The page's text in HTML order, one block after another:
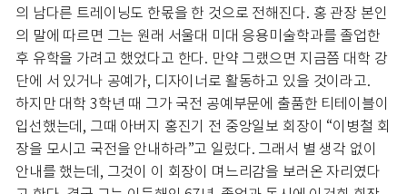
의 남다른 트레이닝도 한몫을 한 것으로 전해진다. 홍 관장 본인
의 말에 따르면 그는 원래 서울대 미대 응용미술학과를 졸업한
후 유학을 가려고 했었다고 한다. 만약 그랬으면 지금쯤 대학 강
단에 서 있거나 공예가, 디자이너로 활동하고 있을 것이라고.
하지만 대학 3학년 때 그가 국전 공예부문에 출품한 티테이블이
입선했는데, 그때 아버지 홍진기 전 중앙일보 회장이 “이병철 회
장을 모시고 국전을 안내하라”고 일렀다. 그래서 별 생각 없이
안내를 했는데, 그것이 이 회장이 며느리감을 보러온 자리였다